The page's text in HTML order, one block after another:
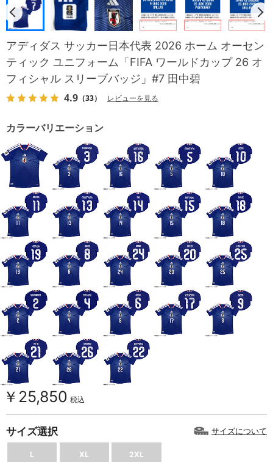
アディダス サッカー日本代表 2026 ホーム オーセン
ティック ユニフォーム「FIFA ワールドカップ 26 オ
フィシャル スリーブバッジ」#7 田中碧
4.9 （33） レビューを見る
カラーバリエーション
￥25,850 税込
サイズ選択 サイズについて
L XL 2XL